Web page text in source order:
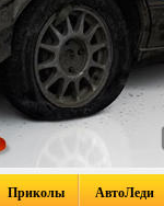
Приколы АвтоЛеди